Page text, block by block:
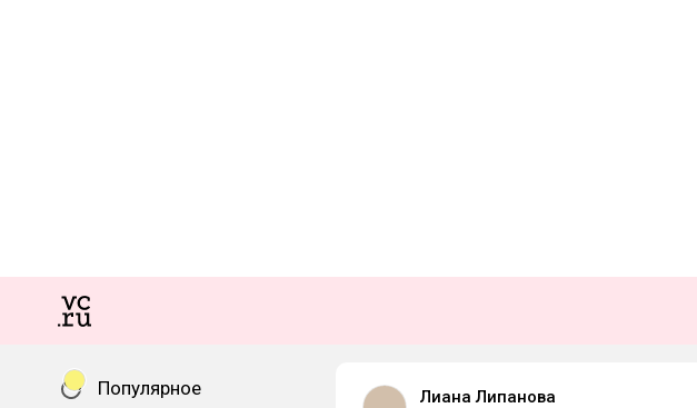
Популярное Лиана Липанова